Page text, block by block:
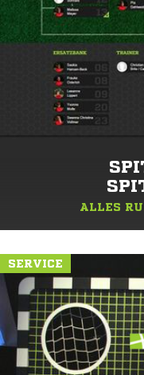
ALLES
SERVICE